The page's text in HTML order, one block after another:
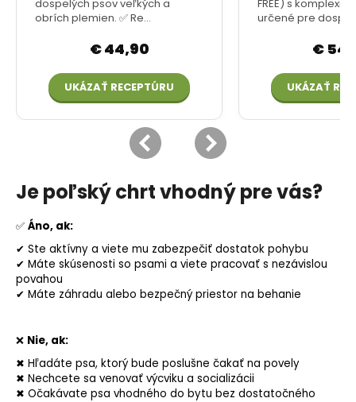
Je poľský chrt vhodný pre vás?
✅ Áno, ak:
✔ Ste aktívny a viete mu zabezpečiť dostatok pohybu
✔ Máte skúsenosti so psami a viete pracovať s nezávislou
povahou
✔ Máte záhradu alebo bezpečný priestor na behanie
❌ Nie, ak:
✖ Hľadáte psa, ktorý bude poslušne čakať na povely
✖ Nechcete sa venovať výcviku a socializácii
✖ Očakávate psa vhodného do bytu bez dostatočného